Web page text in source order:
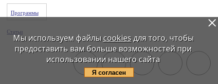
Программы
Статьи
Мы используем файлы cookiesдля того, чтобы
предоставить вам больше возможностей при
использовании нашего сайта